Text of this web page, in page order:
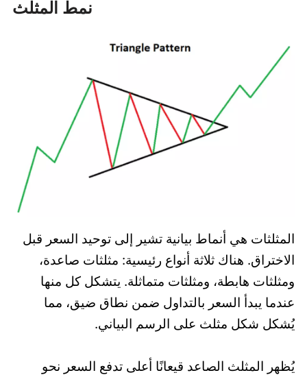
نمط المثلث
المثلثات هي أنماط بيانية تشير إلى توحيد السعر قبل
الاختراق. هناك ثلاثة أنواع رئيسية: مثلثات صاعدة،
ومثلثات هابطة، ومثلثات متماثلة. يتشكل كل منها
عندما يبدأ السعر بالتداول ضمن نطاق ضيق، مما
يُشكل شكل مثلث على الرسم البياني.
يُظهر المثلث الصاعد قيعانًا أعلى تدفع السعر نحو